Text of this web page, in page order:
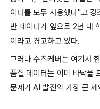
이터를 모두 사용했다"고 강
반 데이터가 앞으로 2년 내
이라고 경고하고 있다.
그러나 수츠케버는 여기서
품질 데이터는 이미 바닥을
문제가 AI 발전의 가장 큰